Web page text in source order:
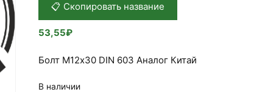
📋 Скопировать название
53,55₽
Болт М12х30 DIN 603 Аналог Китай
В наличии